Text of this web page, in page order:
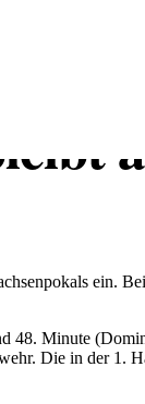
ein.
48. Minute
Die in der 1.